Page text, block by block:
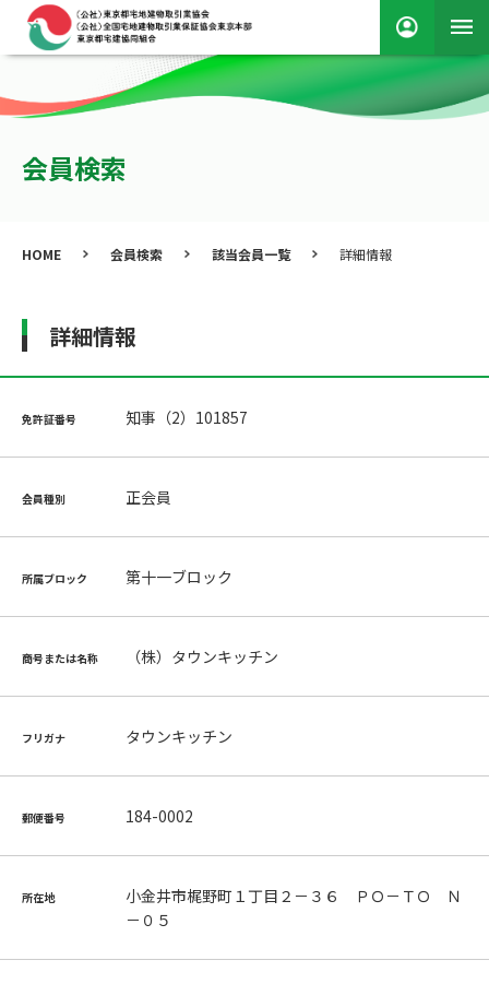
会員検索
HOME 会員検索 該当会員一覧 詳細情報
詳細情報
免許証番号 知事（2）101857
会員種別 正会員
所属ブロック 第十一ブロック
商号または名称 （株）タウンキッチン
フリガナ タウンキッチン
郵便番号 184-0002
所在地
小金井市梶野町１丁目２－３６ ＰＯ－ＴＯ Ｎ
－０５